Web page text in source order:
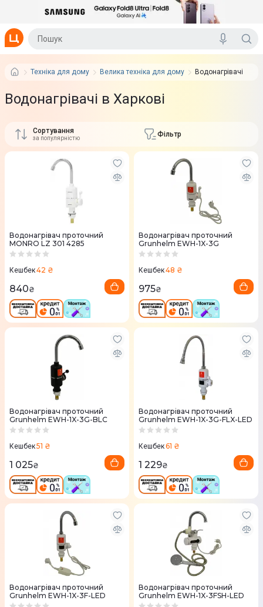
Техніка для дому Велика техніка для дому Водонагрівачі
Водонагрівачі в Харкові
Сортування
за популярністю Фільтр
Водонагрівач проточний
MONRO LZ 301 4285
Кешбек42 ₴
840₴
Водонагрівач проточний
Grunhelm EWH-1X-3G
Кешбек48 ₴
975₴
Водонагрівач проточний
Grunhelm EWH-1X-3G-BLC
Кешбек51 ₴
1 025₴
Водонагрівач проточний
Grunhelm EWH-1X-3G-FLX-LED
Кешбек61 ₴
1 229₴
Водонагрівач проточний
Grunhelm EWH-1X-3F-LED
Водонагрівач проточний
Grunhelm EWH-1X-3FSH-LED